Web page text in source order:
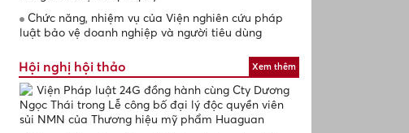
Chức năng, nhiệm vụ của Viện nghiên cứu pháp
luật bảo vệ doanh nghiệp và người tiêu dùng
Hội nghị hội thảo Xem thêm
Viện Pháp luật 24G đồng hành cùng Cty Dương
Ngọc Thái trong Lễ công bố đại lý độc quyền viên
sủi NMN của Thương hiệu mỹ phẩm Huaguan